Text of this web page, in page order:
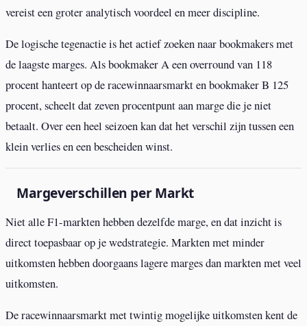
vereist een groter analytisch voordeel en meer discipline.
De logische tegenactie is het actief zoeken naar bookmakers met
de laagste marges. Als bookmaker A een overround van 118
procent hanteert op de racewinnaarsmarkt en bookmaker B 125
procent, scheelt dat zeven procentpunt aan marge die je niet
betaalt. Over een heel seizoen kan dat het verschil zijn tussen een
klein verlies en een bescheiden winst.
Margeverschillen per Markt
Niet alle F1-markten hebben dezelfde marge, en dat inzicht is
direct toepasbaar op je wedstrategie. Markten met minder
uitkomsten hebben doorgaans lagere marges dan markten met veel
uitkomsten.
De racewinnaarsmarkt met twintig mogelijke uitkomsten kent de